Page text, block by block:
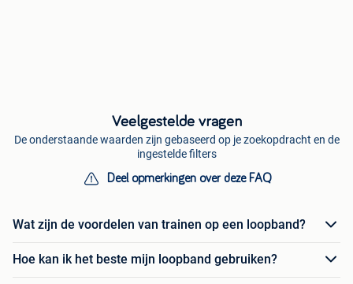
Veelgestelde vragen
De onderstaande waarden zijn gebaseerd op je zoekopdracht en de
ingestelde filters
Deel opmerkingen over deze FAQ
Wat zijn de voordelen van trainen op een loopband?
Hoe kan ik het beste mijn loopband gebruiken?